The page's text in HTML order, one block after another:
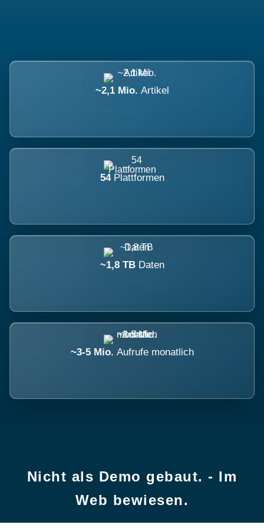
~2,1 Mio. Artikel
54 Plattformen
~1,8 TB Daten
~3-5 Mio. Aufrufe monatlich
Nicht als Demo gebaut. - Im
Web bewiesen.